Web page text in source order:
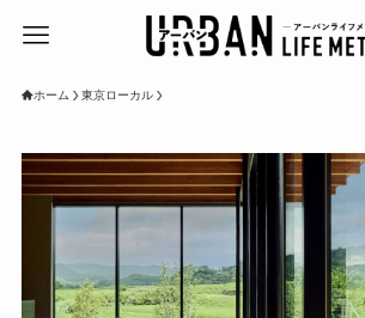
ホーム 東京ローカル